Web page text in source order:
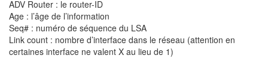
ADV Router : le router-ID
Age : l’âge de l’information
Seq# : numéro de séquence du LSA
Link count : nombre d’interface dans le réseau (attention en
certaines interface ne valent X au lieu de 1)